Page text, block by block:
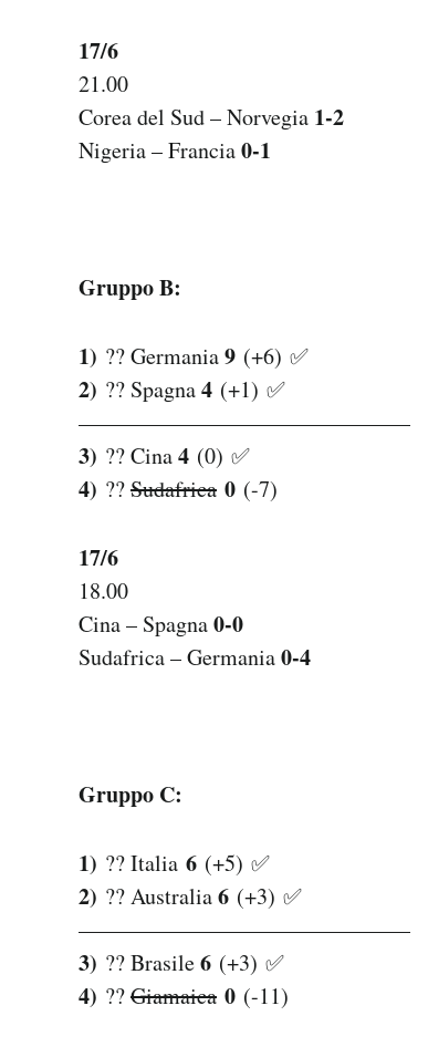
17/6
21.00
Corea del Sud – Norvegia 1-2
Nigeria – Francia0-1
Gruppo B:
1) ?? Germania9 (+6) ✅
2) ?? Spagna4 (+1) ✅
———————————————
3) ?? Cina4 (0) ✅
4) ??Sudafrica 0 (-7)
17/6
18.00
Cina – Spagna0-0
Sudafrica – Germania0-4
Gruppo C:
1) ?? Italia 6 (+5) ✅
2) ?? Australia6 (+3) ✅
———————————————
3) ?? Brasile6 (+3) ✅
4) ??Giamaica 0 (-11)